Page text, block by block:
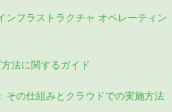
ンフラストラクチャ オペレーティン
法に関するガイド
その仕組みとクラウドでの実施方法